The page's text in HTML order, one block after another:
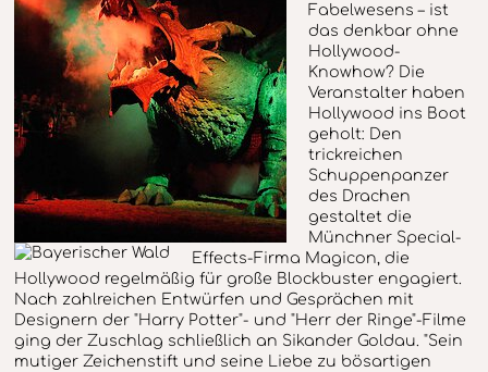
Fabelwesens – ist
das denkbar ohne
Hollywood-
Knowhow? Die
Veranstalter haben
Hollywood ins Boot
geholt: Den
trickreichen
Schuppenpanzer
des Drachen
gestaltet die
Münchner Special-
Effects-Firma Magicon, die
Hollywood regelmäßig für große Blockbuster engagiert.
Nach zahlreichen Entwürfen und Gesprächen mit
Designern der "Harry Potter"- und "Herr der Ringe"-Filme
ging der Zuschlag schließlich an Sikander Goldau. "Sein
mutiger Zeichenstift und seine Liebe zu bösartigen